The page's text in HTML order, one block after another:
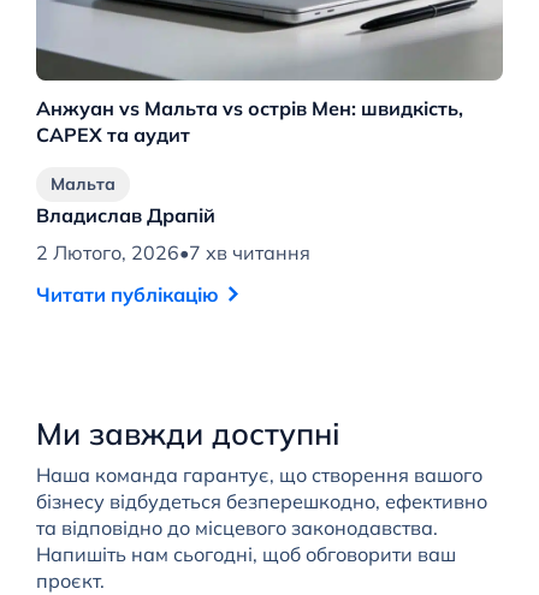
Анжуан vs Мальта vs острів Мен: швидкість,
CAPEX та аудит
Владислав Драпій
2 Лютого, 2026•7 хв читання
Мальта
Читати публікацію
Ми завжди доступні
Наша команда гарантує, що створення вашого
бізнесу відбудеться безперешкодно, ефективно
та відповідно до місцевого законодавства.
Напишіть нам сьогодні, щоб обговорити ваш
проєкт.